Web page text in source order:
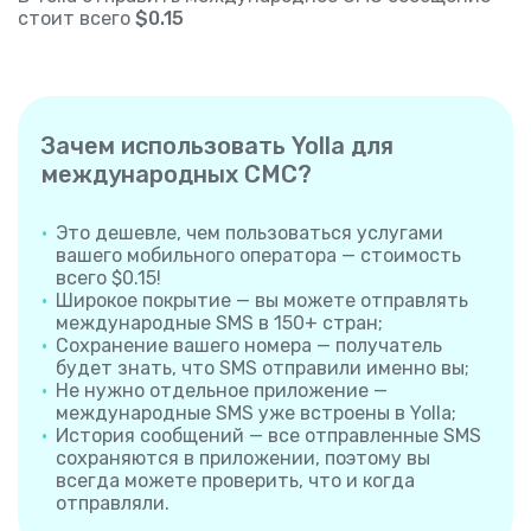
стоит всего $0.15
Зачем использовать Yolla для
международных СМС?
Это дешевле, чем пользоваться услугами
вашего мобильного оператора — стоимость
всего $0.15!
Широкое покрытие — вы можете отправлять
международные SMS в 150+ стран;
Сохранение вашего номера — получатель
будет знать, что SMS отправили именно вы;
Не нужно отдельное приложение —
международные SMS уже встроены в Yolla;
История сообщений — все отправленные SMS
сохраняются в приложении, поэтому вы
всегда можете проверить, что и когда
отправляли.